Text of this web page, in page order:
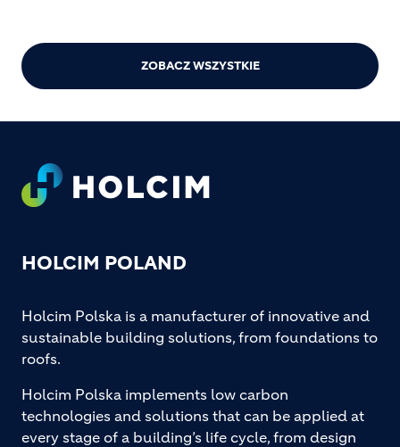
ZOBACZ WSZYSTKIE
Footer
HOLCIM POLAND
Holcim Polska is a manufacturer of innovative and
sustainable building solutions, from foundations to
roofs.
Holcim Polska implements low carbon
technologies and solutions that can be applied at
every stage of a building’s life cycle, from design